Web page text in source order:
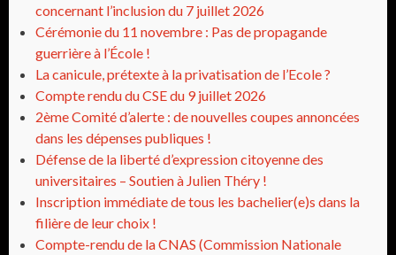
concernant l’inclusion du 7 juillet 2026
Cérémonie du 11 novembre : Pas de propagande
guerrière à l’École !
La canicule, prétexte à la privatisation de l’Ecole ?
Compte rendu du CSE du 9 juillet 2026
2ème Comité d’alerte : de nouvelles coupes annoncées
dans les dépenses publiques !
Défense de la liberté d’expression citoyenne des
universitaires – Soutien à Julien Théry !
Inscription immédiate de tous les bachelier(e)s dans la
filière de leur choix !
Compte-rendu de la CNAS (Commission Nationale